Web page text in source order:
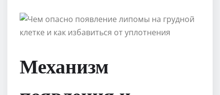
Механизм